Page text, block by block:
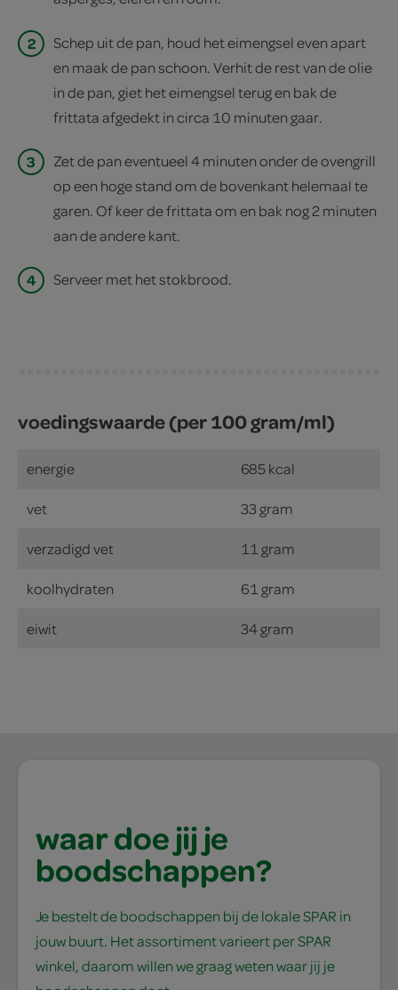
2
Schep uit de pan, houd het eimengsel even apart
en maak de pan schoon. Verhit de rest van de olie
in de pan, giet het eimengsel terug en bak de
frittata afgedekt in circa 10 minuten gaar.
3
Zet de pan eventueel 4 minuten onder de ovengrill
op een hoge stand om de bovenkant helemaal te
garen. Of keer de frittata om en bak nog 2 minuten
aan de andere kant.
4 Serveer met het stokbrood.
voedingswaarde (per 100 gram/ml)
energie 685 kcal
vet 33 gram
verzadigd vet 11 gram
koolhydraten 61 gram
eiwit 34 gram
waar doe jij je
boodschappen?
Je bestelt de boodschappen bij de lokale SPAR in
jouw buurt. Het assortiment varieert per SPAR
winkel, daarom willen we graag weten waar jij je